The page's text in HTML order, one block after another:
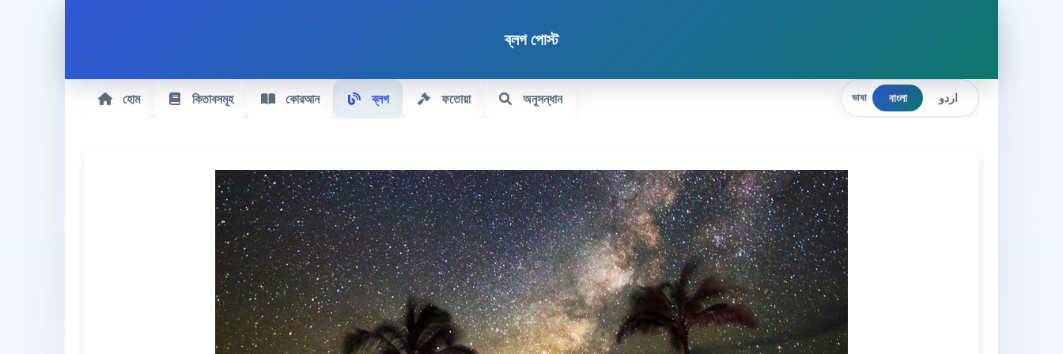
ব্লগ পোস্ট
হোম কিতাবসমূহ কোরআন ব্লগ ফতোয়া অনুসন্ধান ভাষা বাংলা اردو